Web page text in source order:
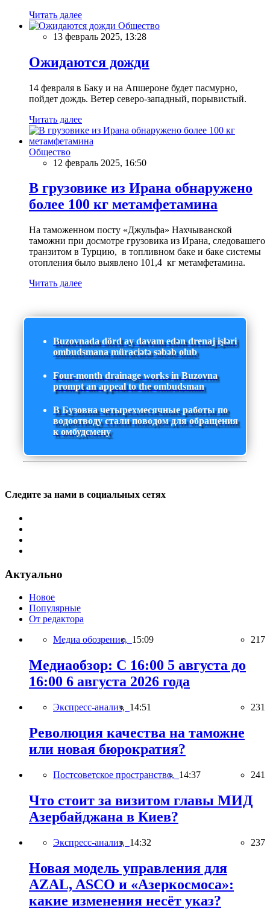
Читать далее
Общество
13 февраль 2025, 13:28
Ожидаются дожди
14 февраля в Баку и на Апшероне будет пасмурно,
пойдет дождь. Ветер северо-западный, порывистый.
Читать далее
Общество
12 февраль 2025, 16:50
В грузовике из Ирана обнаружено
более 100 кг метамфетамина
На таможенном посту «Джульфа» Нахчыванской
таможни при досмотре грузовика из Ирана, следовашего
транзитом в Турцию, в топливном баке и баке системы
отопления было выявлено 101,4 кг метамфетамина.
Читать далее
Buzovnada dörd ay davam edən drenaj işləri
ombudsmana müraciətə səbəb olub
Four-month drainage works in Buzovna
prompt an appeal to the ombudsman
В Бузовна четырехмесячные работы по
водоотводу стали поводом для обращения
к омбудсмену
Следите за нами в социальных сетях
Актуально
Новое
Популярные
От редактора
Медиа обозрение, 15:09 217
Медиаобзор: С 16:00 5 августа до
16:00 6 августа 2026 года
Экспресс-анализ, 14:51 231
Революция качества на таможне
или новая бюрократия?
Постсоветское пространство, 14:37 241
Что стоит за визитом главы МИД
Азербайджана в Киев?
Экспресс-анализ, 14:32 237
Новая модель управления для
AZAL, ASCO и «Азеркосмоса»:
какие изменения несёт указ?